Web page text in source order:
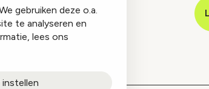
gebruiken deze o.a.
te analyseren en
lees ons